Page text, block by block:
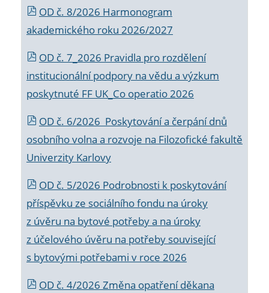
OD č. 8/2026 Harmonogram
akademického roku 2026/2027
OD č. 7_2026 Pravidla pro rozdělení
institucionální podpory na vědu a výzkum
poskytnuté FF UK_Co operatio 2026
OD č. 6/2026 Poskytování a čerpání dnů
osobního volna a rozvoje na Filozofické fakultě
Univerzity Karlovy
OD č. 5/2026 Podrobnosti k poskytování
příspěvku ze sociálního fondu na úroky
z úvěru na bytové potřeby a na úroky
z účelového úvěru na potřeby související
s bytovými potřebami v roce 2026
OD č. 4/2026 Změna opatření děkana